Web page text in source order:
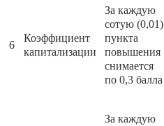
6
Коэффициент
капитализации
За каждую
сотую (0,01)
пункта
повышения
снимается
по 0,3 балла
За каждую